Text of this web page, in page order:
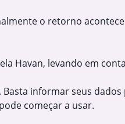
o retorno
Havan, levando em
informar seus dados
começar a usar.